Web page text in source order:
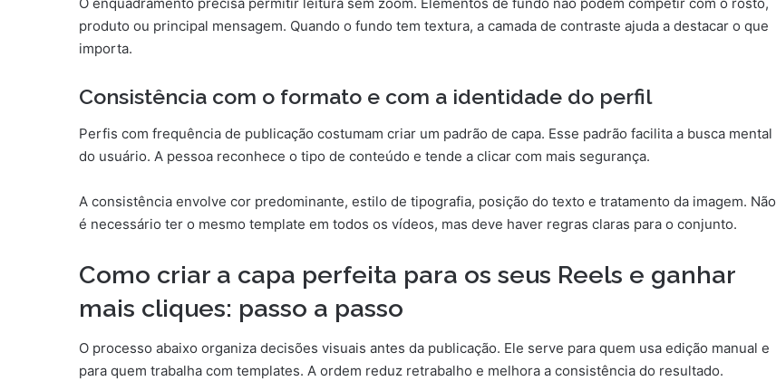
produto ou principal mensagem. Quando o fundo tem textura, a camada de contraste ajuda a destacar o que
importa.
Consistência com o formato e com a identidade do perfil
Perfis com frequência de publicação costumam criar um padrão de capa. Esse padrão facilita a busca mental
do usuário. A pessoa reconhece o tipo de conteúdo e tende a clicar com mais segurança.
A consistência envolve cor predominante, estilo de tipografia, posição do texto e tratamento da imagem. Não
é necessário ter o mesmo template em todos os vídeos, mas deve haver regras claras para o conjunto.
Como criar a capa perfeita para os seus Reels e ganhar
mais cliques: passo a passo
O processo abaixo organiza decisões visuais antes da publicação. Ele serve para quem usa edição manual e
para quem trabalha com templates. A ordem reduz retrabalho e melhora a consistência do resultado.